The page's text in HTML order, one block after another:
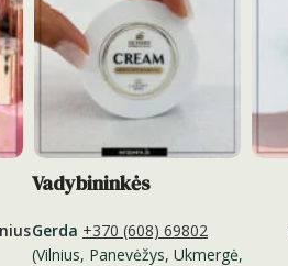
Vadybininkės
Gerda +370 (608) 69802
(Vilnius, Panevėžys, Ukmergė,